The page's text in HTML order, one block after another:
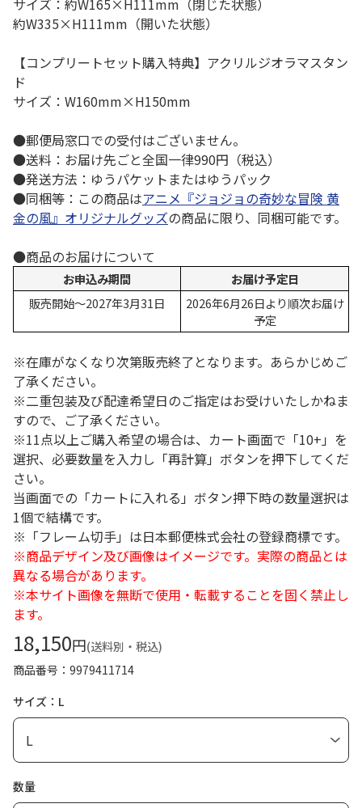
サイズ：約W165×H111mm（閉じた状態）
約W335×H111mm（開いた状態）
【コンプリートセット購入特典】アクリルジオラマスタン
ド
サイズ：W160mm×H150mm
●郵便局窓口での受付はございません。
●送料：お届け先ごと全国一律990円（税込）
●発送方法：ゆうパケットまたはゆうパック
●同梱等：この商品はアニメ『ジョジョの奇妙な冒険 黄
金の風』オリジナルグッズの商品に限り、同梱可能です。
●商品のお届けについて
お申込み期間
お届け予定日
販売開始～2027年3月31日
2026年6月26日より順次お届け
予定
※在庫がなくなり次第販売終了となります。あらかじめご
了承ください。
※二重包装及び配達希望日のご指定はお受けいたしかねま
すので、ご了承ください。
※11点以上ご購入希望の場合は、カート画面で「10+」を
選択、必要数量を入力し「再計算」ボタンを押下してくだ
さい。
当画面での「カートに入れる」ボタン押下時の数量選択は
1個で結構です。
※「フレーム切手」は日本郵便株式会社の登録商標です。
※商品デザイン及び画像はイメージです。実際の商品とは
異なる場合があります。
※本サイト画像を無断で使用・転載することを固く禁止し
ます。
18,150円(送料別・税込)
商品番号
9979411714
サイズ：L
数量